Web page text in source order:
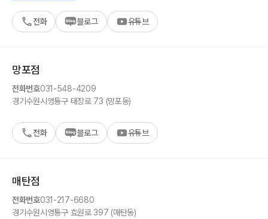
전화 블로그 유튜브
망포점
전화번호031-548-4209
경기 수원시 영통구 태장로 73 (망포동)
전화 블로그 유튜브
매탄점
전화번호031-217-6680
경기 수원시 영통구 효원로 397 (매탄동)